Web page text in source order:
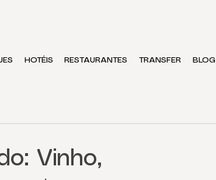
HOTÉIS RESTAURANTES TRANSFER BLOG
Vinho,